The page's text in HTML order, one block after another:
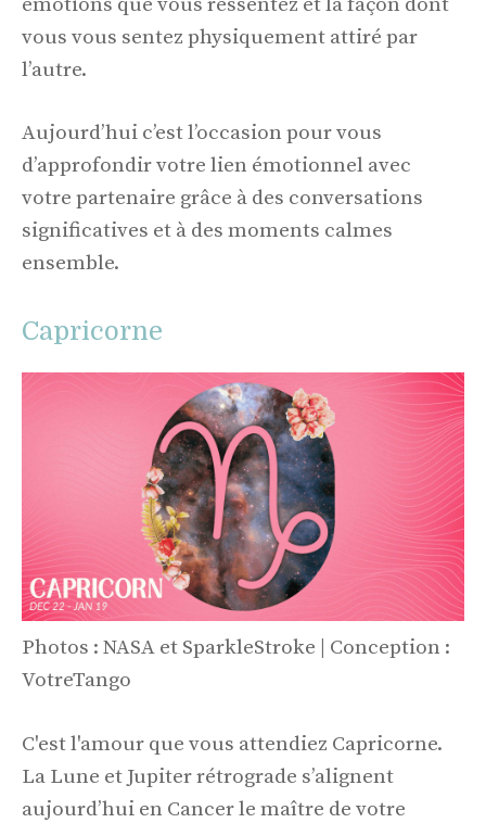
vous vous sentez physiquement attiré par
l’autre.
Aujourd’hui c’est l’occasion pour vous
d’approfondir votre lien émotionnel avec
votre partenaire grâce à des conversations
significatives et à des moments calmes
ensemble.
Capricorne
Photos : NASA et SparkleStroke | Conception :
VotreTango
C'est l'amour que vous attendiez Capricorne.
La Lune et Jupiter rétrograde s’alignent
aujourd’hui en Cancer le maître de votre